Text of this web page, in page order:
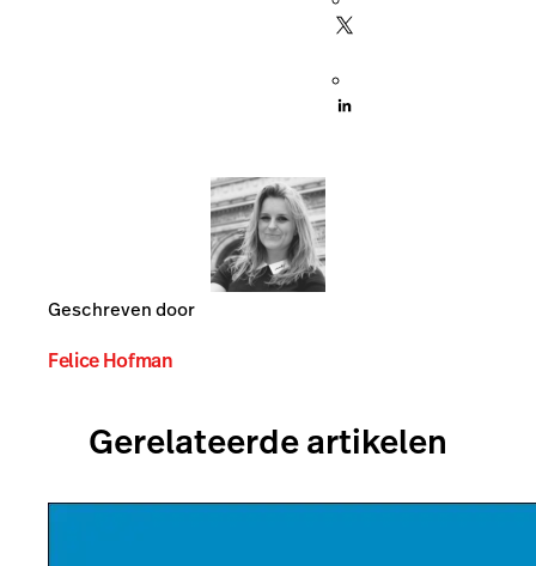
Geschreven door
Felice Hofman
Gerelateerde artikelen